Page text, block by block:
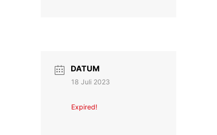
DATUM
18 Juli 2023
Expired!